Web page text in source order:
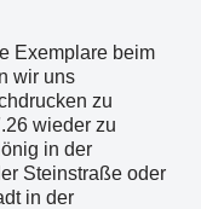
Exemplare beim
wir uns
zu
wieder zu
in der
Steinstraße oder
in der